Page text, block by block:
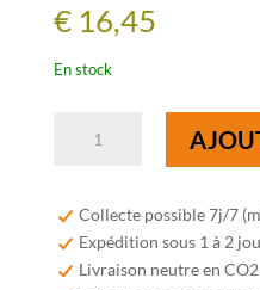
€16,45
En stock
Beersel
Wild
Dry
Collecte possible 7j/7
Expédition sous 1 à 2
Livraison neutre en